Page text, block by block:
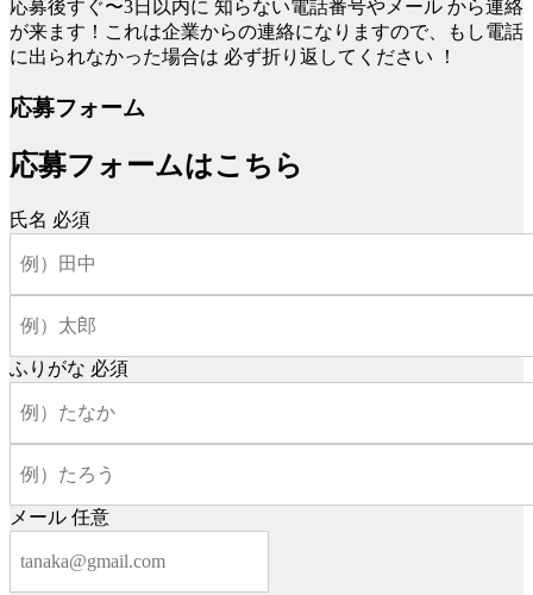
応募後すぐ〜3日以内に 知らない電話番号やメール から連絡
が来ます！これは企業からの連絡になりますので、もし電話
に出られなかった場合は 必ず折り返してください ！
応募フォーム
応募フォームはこちら
氏名 必須
ふりがな 必須
メール 任意